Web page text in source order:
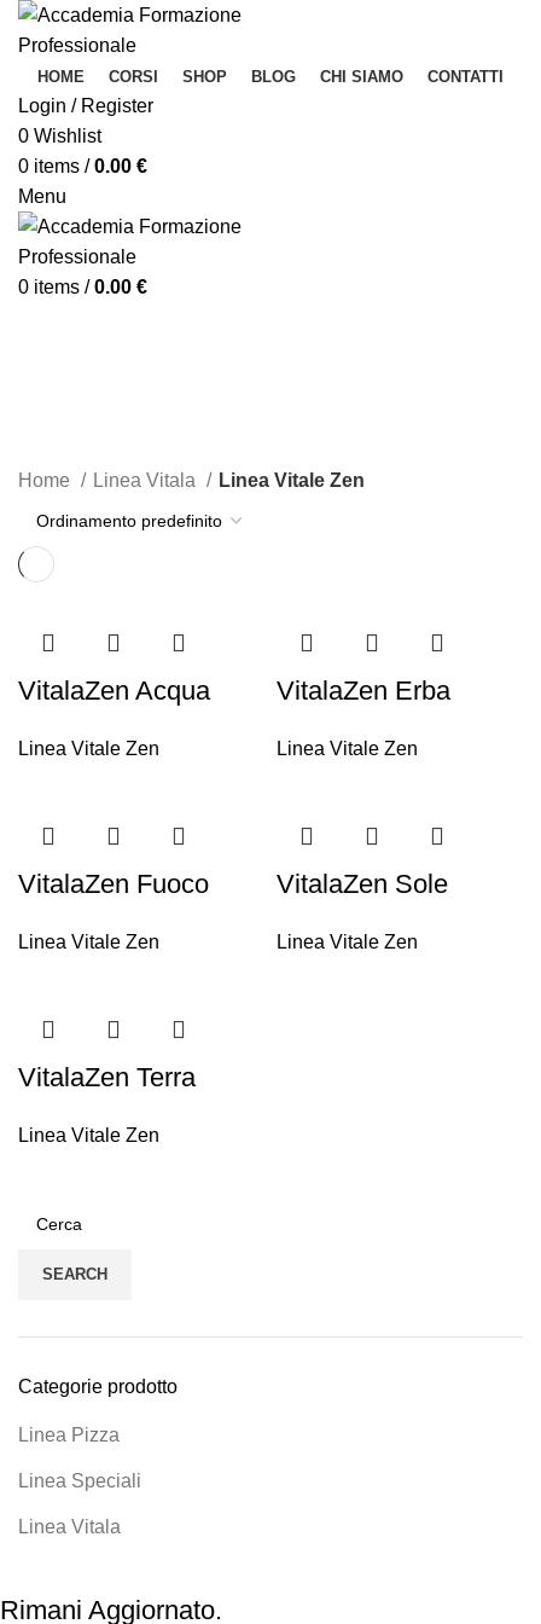
HOME CORSI SHOP BLOG CHI SIAMO CONTATTI
Login / Register
0 Wishlist
0 items / 0.00 €
Menu
0 items / 0.00 €
SEARCH
Categorie prodotto
Linea Pizza
Linea Speciali
Linea Vitala
Home Linea Vitala Linea Vitale Zen
VitalaZen Acqua
Linea Vitale Zen
VitalaZen Erba
Linea Vitale Zen
VitalaZen Fuoco
Linea Vitale Zen
VitalaZen Sole
Linea Vitale Zen
VitalaZen Terra
Linea Vitale Zen
Rimani Aggiornato.